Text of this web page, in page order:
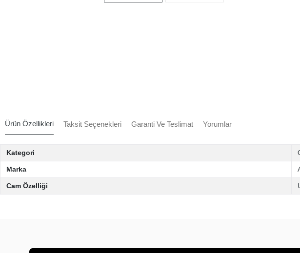
Ürün Özellikleri Taksit Seçenekleri Garanti Ve Teslimat Yorumlar
Kategori
Marka
Cam Özelliği